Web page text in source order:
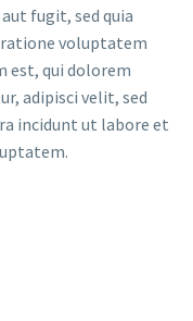
fugit, sed quia
ratione voluptatem
est, qui dolorem
adipisci velit, sed
incidunt ut labore et